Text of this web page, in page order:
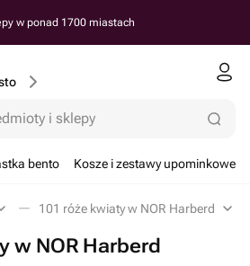
w ponad 1700 miastach
i sklepy
bento Kosze i zestawy upominkowe
101 róże kwiaty w NOR Harberd
w NOR Harberd